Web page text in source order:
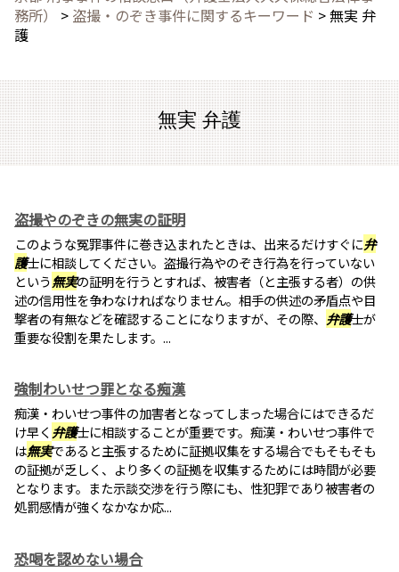
務所）
> 盗撮・のぞき事件に関するキーワード >無実 弁
護
無実 弁護
盗撮やのぞきの無実の証明
このような冤罪事件に巻き込まれたときは、出来るだけすぐに弁
護士に相談してください。盗撮行為やのぞき行為を行っていない
という無実の証明を行うとすれば、被害者（と主張する者）の供
述の信用性を争わなければなりません。相手の供述の矛盾点や目
撃者の有無などを確認することになりますが、その際、 弁護士が
重要な役割を果たします。...
強制わいせつ罪となる痴漢
痴漢・わいせつ事件の加害者となってしまった場合にはできるだ
け早く弁護士に相談することが重要です。痴漢・わいせつ事件で
は無実であると主張するために証拠収集をする場合でもそもそも
の証拠が乏しく、より多くの証拠を収集するためには時間が必要
となります。また示談交渉を行う際にも、性犯罪であり被害者の
処罰感情が強くなかなか応...
恐喝を認めない場合